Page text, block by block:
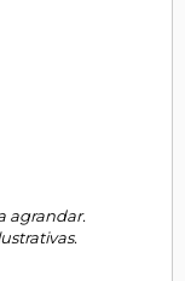
agrandar.